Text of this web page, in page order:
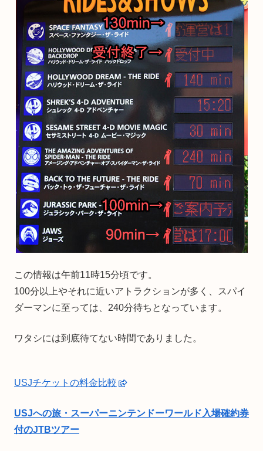
この情報は午前11時15分頃です。
100分以上やそれに近いアトラクションが多く、スパイ
ダーマンに至っては、240分待ちとなっています。
ワタシには到底待てない時間でありました。
USJチケットの料金比較
USJへの旅・スーパーニンテンドーワールド入場確約券
付のJTBツアー